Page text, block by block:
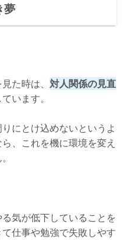
夢
た時は、 対人関係の見直
います。
にとけ込めないというよ
、これを機に環境を変え
気が低下していることを
仕事や勉強で失敗しやす